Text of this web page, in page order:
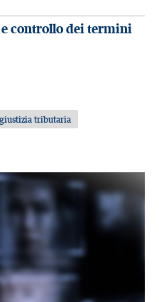
controllo dei termini
giustizia tributaria